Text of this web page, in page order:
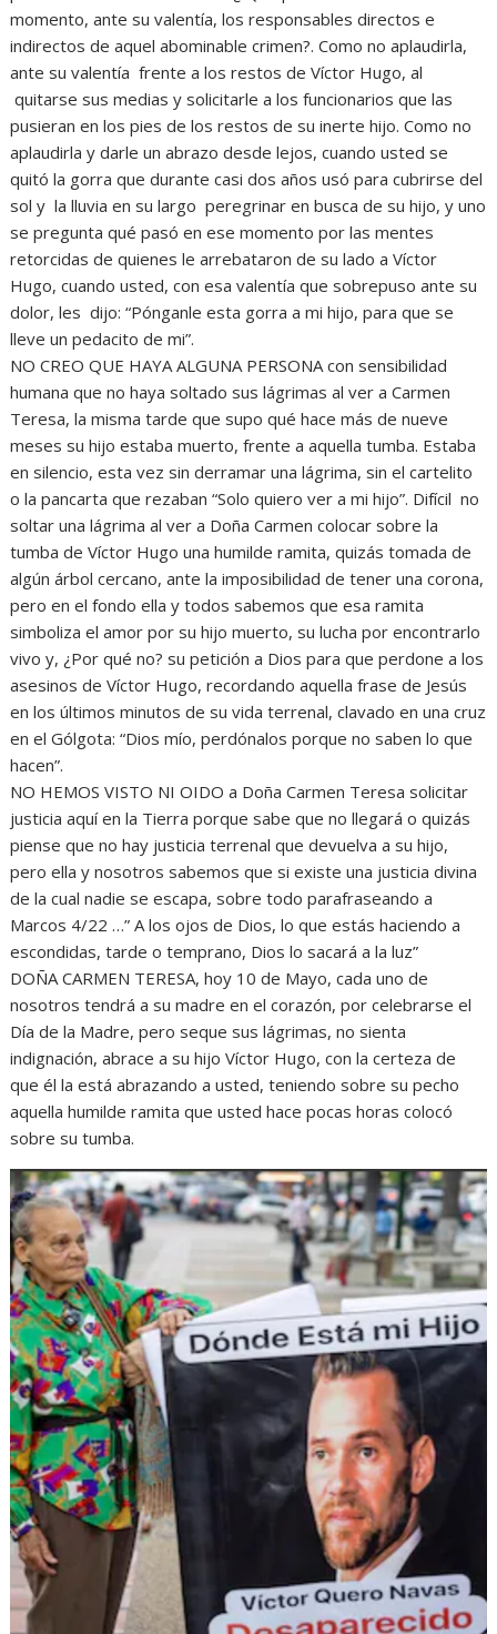
momento, ante su valentía, los responsables directos e
indirectos de aquel abominable crimen?. Como no aplaudirla,
ante su valentía frente a los restos de Víctor Hugo, al
quitarse sus medias y solicitarle a los funcionarios que las
pusieran en los pies de los restos de su inerte hijo. Como no
aplaudirla y darle un abrazo desde lejos, cuando usted se
quitó la gorra que durante casi dos años usó para cubrirse del
sol y la lluvia en su largo peregrinar en busca de su hijo, y uno
se pregunta qué pasó en ese momento por las mentes
retorcidas de quienes le arrebataron de su lado a Víctor
Hugo, cuando usted, con esa valentía que sobrepuso ante su
dolor, les dijo: “Pónganle esta gorra a mi hijo, para que se
lleve un pedacito de mi”.
NO CREO QUE HAYA ALGUNA PERSONA con sensibilidad
humana que no haya soltado sus lágrimas al ver a Carmen
Teresa, la misma tarde que supo qué hace más de nueve
meses su hijo estaba muerto, frente a aquella tumba. Estaba
en silencio, esta vez sin derramar una lágrima, sin el cartelito
o la pancarta que rezaban “Solo quiero ver a mi hijo”. Difícil no
soltar una lágrima al ver a Doña Carmen colocar sobre la
tumba de Víctor Hugo una humilde ramita, quizás tomada de
algún árbol cercano, ante la imposibilidad de tener una corona,
pero en el fondo ella y todos sabemos que esa ramita
simboliza el amor por su hijo muerto, su lucha por encontrarlo
vivo y, ¿Por qué no? su petición a Dios para que perdone a los
asesinos de Víctor Hugo, recordando aquella frase de Jesús
en los últimos minutos de su vida terrenal, clavado en una cruz
en el Gólgota: “Dios mío, perdónalos porque no saben lo que
hacen”.
NO HEMOS VISTO NI OIDO a Doña Carmen Teresa solicitar
justicia aquí en la Tierra porque sabe que no llegará o quizás
piense que no hay justicia terrenal que devuelva a su hijo,
pero ella y nosotros sabemos que si existe una justicia divina
de la cual nadie se escapa, sobre todo parafraseando a
Marcos 4/22 …” A los ojos de Dios, lo que estás haciendo a
escondidas, tarde o temprano, Dios lo sacará a la luz”
DOÑA CARMEN TERESA, hoy 10 de Mayo, cada uno de
nosotros tendrá a su madre en el corazón, por celebrarse el
Día de la Madre, pero seque sus lágrimas, no sienta
indignación, abrace a su hijo Víctor Hugo, con la certeza de
que él la está abrazando a usted, teniendo sobre su pecho
aquella humilde ramita que usted hace pocas horas colocó
sobre su tumba.